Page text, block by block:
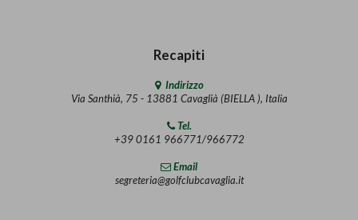
Recapiti
Indirizzo
Via Santhià, 75 - 13881 Cavaglià (BIELLA ), Italia
Tel.
+39 0161 966771/966772
Email
segreteria@golfclubcavaglia.it